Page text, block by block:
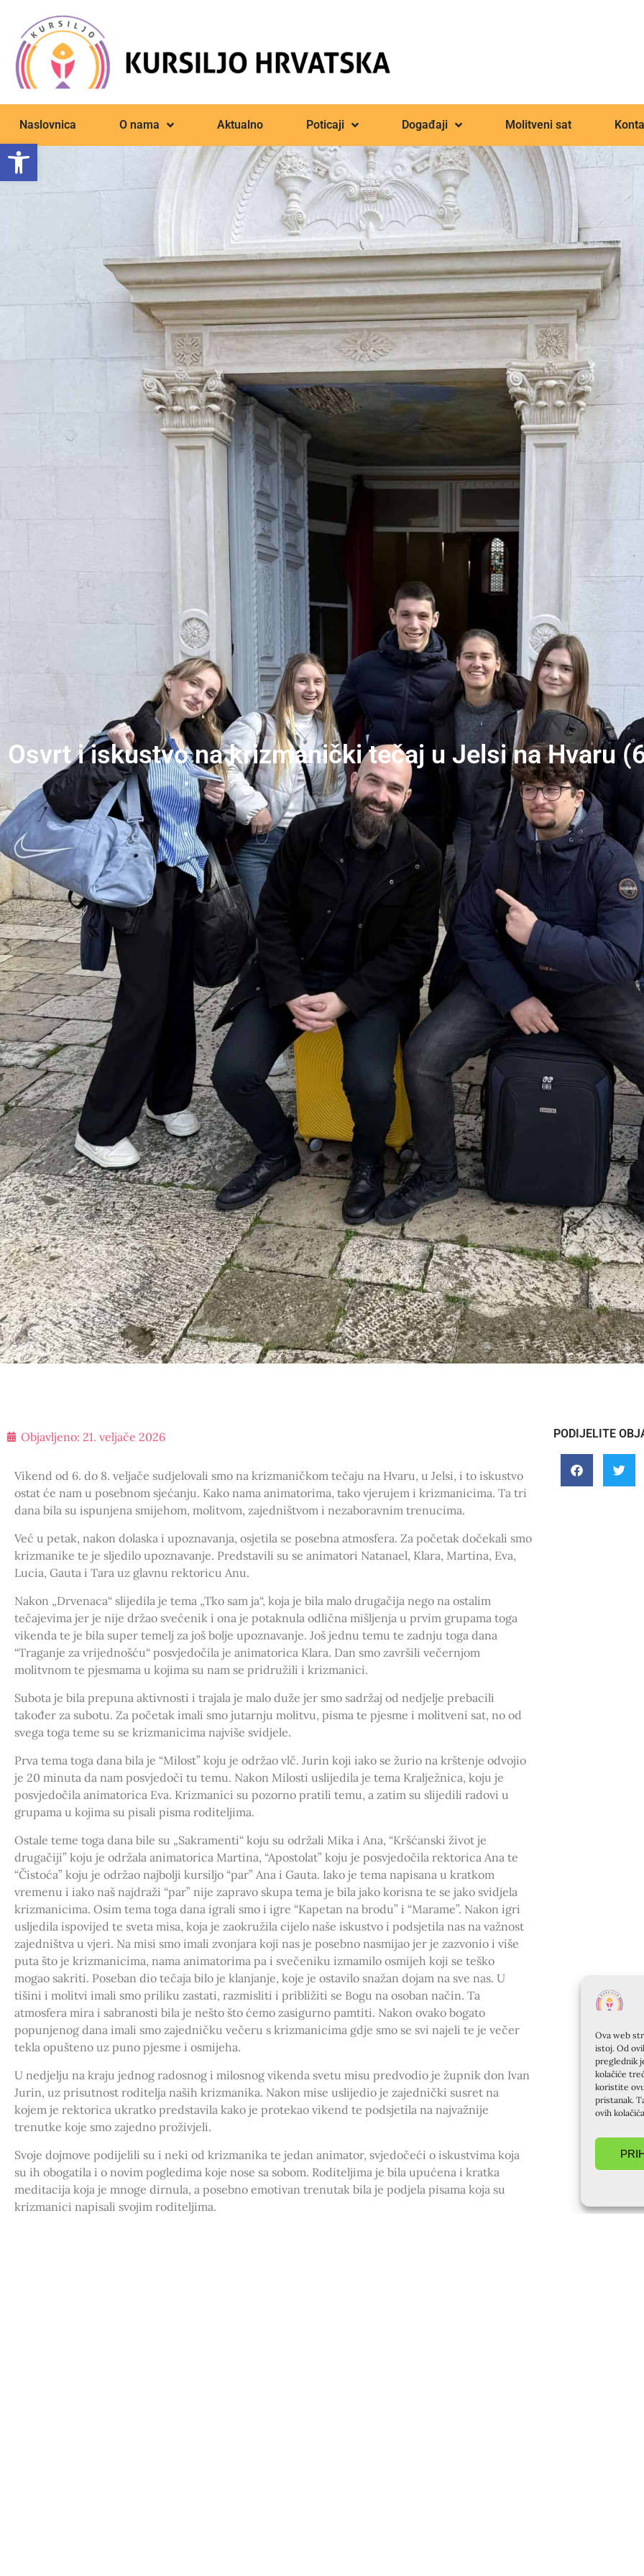
Open toolbar
Ova web
istoj. Od
preglednik
kolačiće
koristite
pristanak.
ovih
Naslovnica O nama Aktualno Poticaji Događaji Molitveni sat
Osvrt i iskustvo na krizmanički tečaj u Jelsi na Hvaru
Objavljeno: 21. veljače 2026
Vikend od 6. do 8. veljače sudjelovali smo na krizmaničkom tečaju na Hvaru, u Jelsi, i to iskustvo
ostat će nam u posebnom sjećanju. Kako nama animatorima, tako vjerujem i krizmanicima. Ta tri
dana bila su ispunjena smijehom, molitvom, zajedništvom i nezaboravnim trenucima.
Već u petak, nakon dolaska i upoznavanja, osjetila se posebna atmosfera. Za početak dočekali smo
krizmanike te je sljedilo upoznavanje. Predstavili su se animatori Natanael, Klara, Martina, Eva,
Lucia, Gauta i Tara uz glavnu rektoricu Anu.
Nakon „Drvenaca“ slijedila je tema „Tko sam ja“, koja je bila malo drugačija nego na ostalim
tečajevima jer je nije držao svećenik i ona je potaknula odlična mišljenja u prvim grupama toga
vikenda te je bila super temelj za još bolje upoznavanje. Još jednu temu te zadnju toga dana
“Traganje za vrijednošću“ posvjedočila je animatorica Klara. Dan smo završili večernjom
molitvnom te pjesmama u kojima su nam se pridružili i krizmanici.
Subota je bila prepuna aktivnosti i trajala je malo duže jer smo sadržaj od nedjelje prebacili
također za subotu. Za početak imali smo jutarnju molitvu, pisma te pjesme i molitveni sat, no od
svega toga teme su se krizmanicima najviše svidjele.
Prva tema toga dana bila je “Milost” koju je održao vlč. Jurin koji iako se žurio na krštenje odvojio
je 20 minuta da nam posvjedoči tu temu. Nakon Milosti uslijedila je tema Kralježnica, koju je
posvjedočila animatorica Eva. Krizmanici su pozorno pratili temu, a zatim su slijedili radovi u
grupama u kojima su pisali pisma roditeljima.
Ostale teme toga dana bile su „Sakramenti“ koju su održali Mika i Ana, “Kršćanski život je
drugačiji” koju je održala animatorica Martina, “Apostolat” koju je posvjedočila rektorica Ana te
“Čistoća” koju je održao najbolji kursiljo “par” Ana i Gauta. Iako je tema napisana u kratkom
vremenu i iako naš najdraži “par” nije zapravo skupa tema je bila jako korisna te se jako svidjela
krizmanicima. Osim tema toga dana igrali smo i igre “Kapetan na brodu” i “Marame”. Nakon igri
usljedila ispovijed te sveta misa, koja je zaokružila cijelo naše iskustvo i podsjetila nas na važnost
zajedništva u vjeri. Na misi smo imali zvonjara koji nas je posebno nasmijao jer je zazvonio i više
puta što je krizmanicima, nama animatorima pa i svečeniku izmamilo osmijeh koji se teško
mogao sakriti. Poseban dio tečaja bilo je klanjanje, koje je ostavilo snažan dojam na sve nas. U
tišini i molitvi imali smo priliku zastati, razmisliti i približiti se Bogu na osoban način. Ta
atmosfera mira i sabranosti bila je nešto što ćemo zasigurno pamtiti. Nakon ovako bogato
popunjenog dana imali smo zajedničku večeru s krizmanicima gdje smo se svi najeli te je večer
tekla opušteno uz puno pjesme i osmijeha.
U nedjelju na kraju jednog radosnog i milosnog vikenda svetu misu predvodio je župnik don Ivan
Jurin, uz prisutnost roditelja naših krizmanika. Nakon mise uslijedio je zajednički susret na
kojem je rektorica ukratko predstavila kako je protekao vikend te podsjetila na najvažnije
trenutke koje smo zajedno proživjeli.
Svoje dojmove podijelili su i neki od krizmanika te jedan animator, svjedočeći o iskustvima koja
su ih obogatila i o novim pogledima koje nose sa sobom. Roditeljima je bila upućena i kratka
meditacija koja je mnoge dirnula, a posebno emotivan trenutak bila je podjela pisama koja su
krizmanici napisali svojim roditeljima.
PODIJELITE